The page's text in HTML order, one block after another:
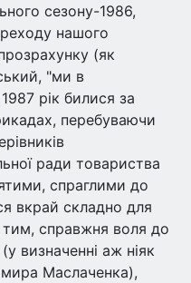
сезону-1986,
нашого
(як
"ми в
рік билися за
перебуваючи
ради товариства
спраглими до
вкрай складно для
тим, справжня воля до
визначенні аж ніяк
Маслаченка),